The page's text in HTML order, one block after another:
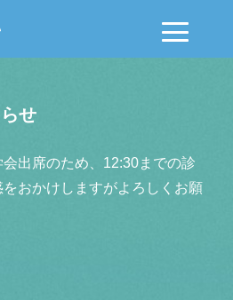
せ
出席のため、12:30までの診
おかけしますがよろしくお願